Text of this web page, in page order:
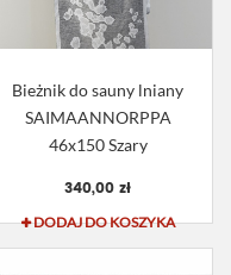
Bieżnik do sauny lniany
SAIMAANNORPPA
46x150 Szary
340,00 zł
DODAJ DO KOSZYKA